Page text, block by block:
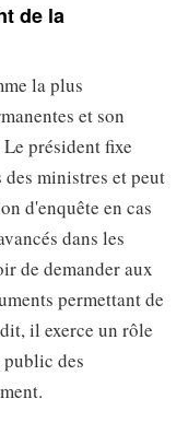
de la
la plus
et son
président fixe
ministres et peut
d'enquête en cas
dans les
de demander aux
permettant de
il exerce un rôle
des